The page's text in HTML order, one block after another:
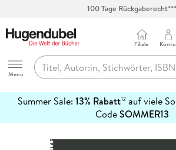
100 Tage Rückgaberecht***
Hugendubel
Menu
Filiale Konto
Summer Sale: 13% Rabatt12auf viele
CodeSOMMER13
erfahren